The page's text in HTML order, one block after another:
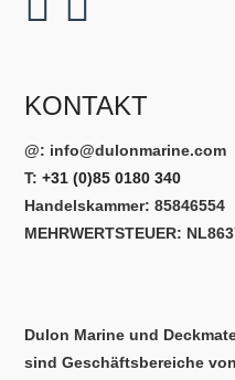
KONTAKT
@: info@dulonmarine.com
T: +31 (0)85 0180 340
Handelskammer: 85846554
MEHRWERTSTEUER:
Dulon Marine und
sind Geschäftsbereiche